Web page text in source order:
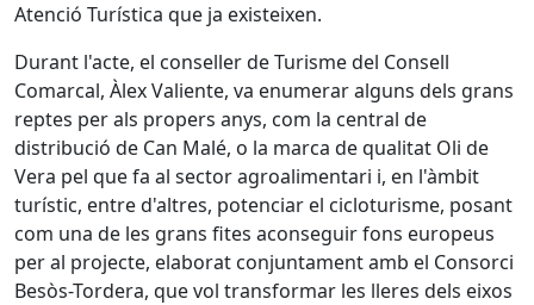
Atenció Turística que ja existeixen.
Durant l'acte, el conseller de Turisme del Consell
Comarcal, Àlex Valiente, va enumerar alguns dels grans
reptes per als propers anys, com la central de
distribució de Can Malé, o la marca de qualitat Oli de
Vera pel que fa al sector agroalimentari i, en l'àmbit
turístic, entre d'altres, potenciar el cicloturisme, posant
com una de les grans fites aconseguir fons europeus
per al projecte, elaborat conjuntament amb el Consorci
Besòs-Tordera, que vol transformar les lleres dels eixos